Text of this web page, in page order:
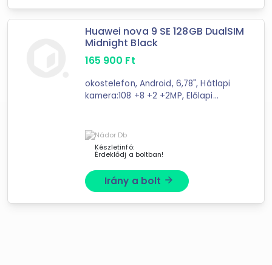
Huawei nova 9 SE 128GB DualSIM
Midnight Black
165 900 Ft
okostelefon, Android, 6,78", Hátlapi
kamera:108 +8 +2 +2MP, Előlapi
Wi-Fi 5/ac, Bluetooth, NFC, 191 g,
Magyar ...
Készletinfó:
Érdeklődj a boltban!
Irány a bolt arrow_forward